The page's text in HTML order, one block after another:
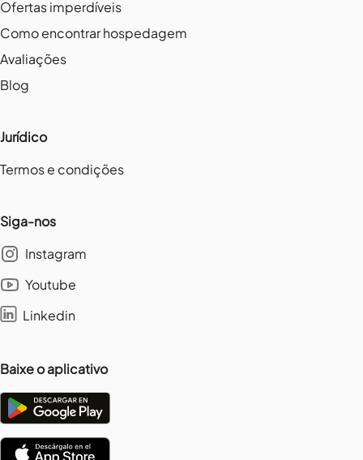
Ofertas imperdíveis
Como encontrar hospedagem
Avaliações
Blog
Jurídico
Termos e condições
Siga-nos
Instagram
Youtube
Linkedin
Baixe o aplicativo